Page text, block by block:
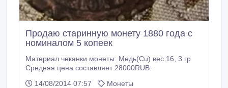
Продаю старинную монету 1880 года с
номиналом 5 копеек
Материал чеканки монеты: Медь(Cu) вес 16, 3 гр
Средняя цена составляет 28000RUB.
14/08/2014 07:57
Монеты